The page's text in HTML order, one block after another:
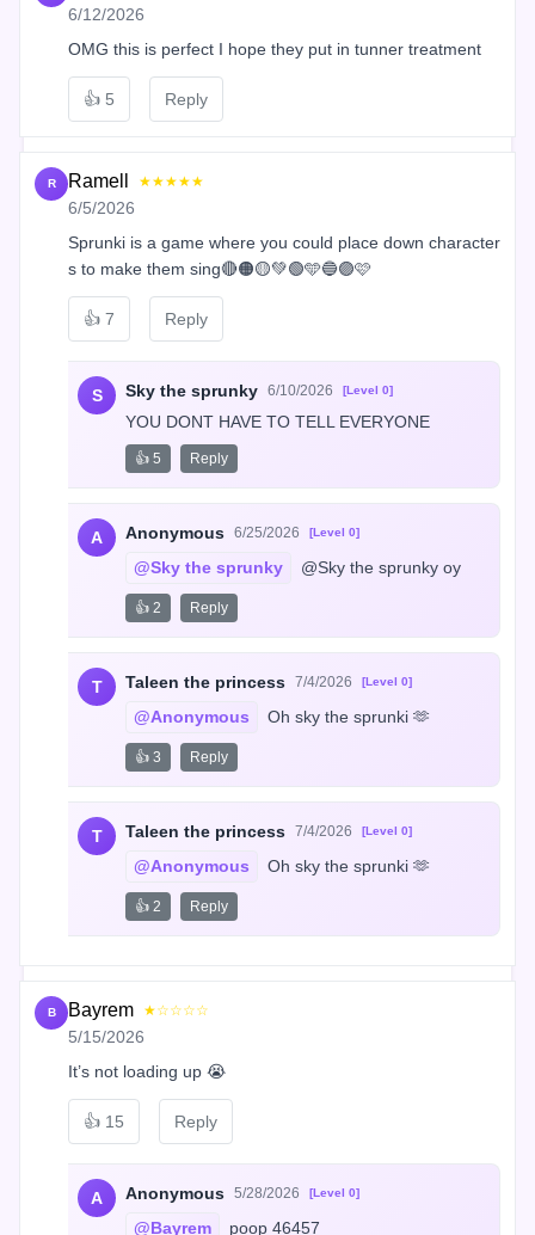
6/12/2026
OMG this is perfect I hope they put in tunner treatment
👍 5 Reply
R Ramell ★★★★★
6/5/2026
Sprunki is a game where you could place down character
s to make them sing🔴🟠🟡💚🟢🩵🔵🟣🩷
👍 7 Reply
S Sky the sprunky 6/10/2026 [Level 0]
YOU DONT HAVE TO TELL EVERYONE
👍 5 Reply
A Anonymous 6/25/2026 [Level 0]
@Sky the sprunky @Sky the sprunky oy
👍 2 Reply
T Taleen the princess 7/4/2026 [Level 0]
@Anonymous Oh sky the sprunki 🫶
👍 3 Reply
T Taleen the princess 7/4/2026 [Level 0]
@Anonymous Oh sky the sprunki 🫶
👍 2 Reply
B Bayrem ★☆☆☆☆
5/15/2026
It’s not loading up 😭
👍 15 Reply
A Anonymous 5/28/2026 [Level 0]
@Bayrem poop 46457